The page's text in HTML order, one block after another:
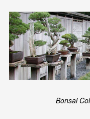
Bonsai